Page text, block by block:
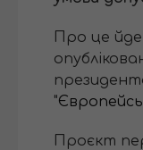
Про це
"
Проєкт